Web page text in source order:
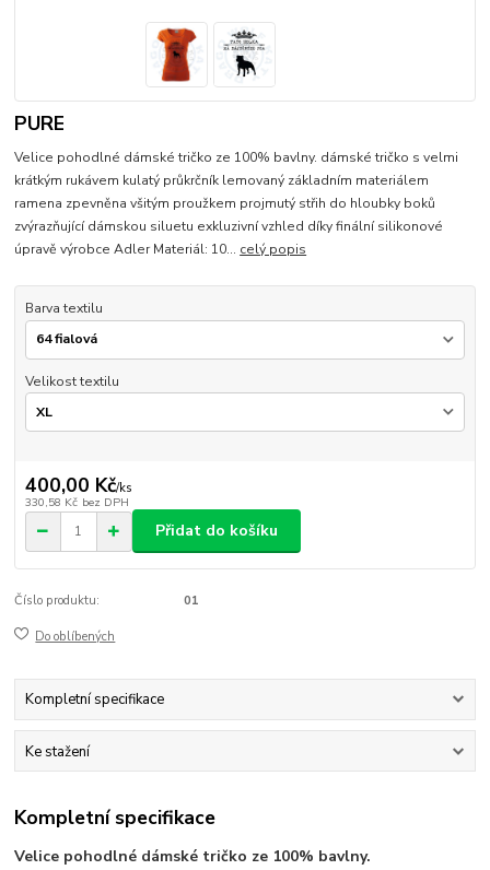
PURE
Velice pohodlné dámské tričko ze 100% bavlny. dámské tričko s velmi
krátkým rukávem kulatý průkrčník lemovaný základním materiálem
ramena zpevněna všitým proužkem projmutý střih do hloubky boků
zvýrazňující dámskou siluetu exkluzivní vzhled díky finální silikonové
úpravě výrobce Adler Materiál: 10... celý popis
Barva textilu
Velikost textilu
400,00 Kč/ks
330,58 Kč bez DPH
Přidat do košíku
Číslo produktu: 01
Do oblíbených
Kompletní specifikace
Ke stažení
Kompletní specifikace
Velice pohodlné dámské tričko ze 100% bavlny.